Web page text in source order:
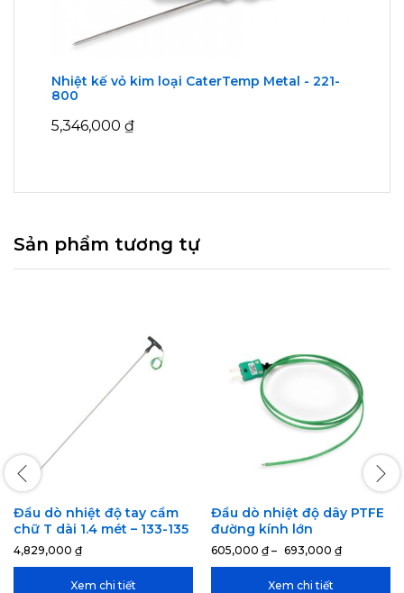
Nhiệt kế vỏ kim loại CaterTemp Metal - 221-
800
5,346,000 ₫
Sản phẩm tương tự
Đầu dò nhiệt độ tay cầm
chữ T dài 1.4 mét – 133-135
4,829,000 ₫
Xem chi tiết
Đầu dò nhiệt độ dây PTFE
đường kính lớn
605,000 ₫– 693,000 ₫
Xem chi tiết